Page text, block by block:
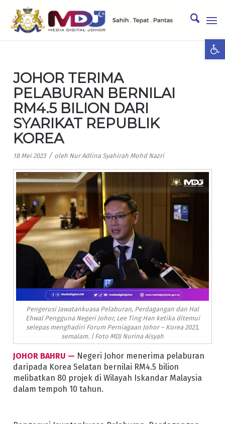
JOHOR TERIMA
PELABURAN BERNILAI
RM4.5 BILION DARI
SYARIKAT REPUBLIK
KOREA
18 Mei 2023 / oleh Nur Adlina Syahirah Mohd Nazri
Pengerusi Jawatankuasa Pelaburan, Perdagangan dan Hal
Ehwal Pengguna Negeri Johor, Lee Ting Han ketika ditemui
selepas menghadiri Forum Perniagaan Johor – Korea 2023,
semalam. | Foto MDJ Nurina Aisyah
JOHOR BAHRU — Negeri Johor menerima pelaburan
daripada Korea Selatan bernilai RM4.5 bilion
melibatkan 80 projek di Wilayah Iskandar Malaysia
dalam tempoh 10 tahun.